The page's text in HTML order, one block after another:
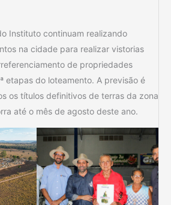
Instituto continuam realizando
na cidade para realizar vistorias
de propriedades
etapas do loteamento. A previsão é
os títulos definitivos de terras da zona
até o mês de agosto deste ano.